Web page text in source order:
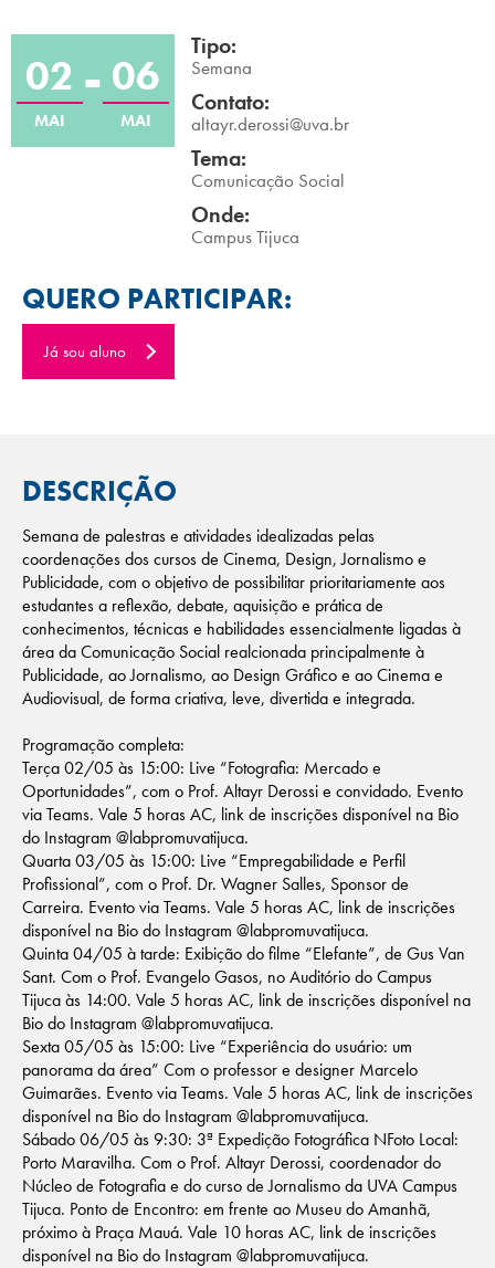
Atendimento (21) 2574 8888
02
MAI
06
MAI
Tipo:
Semana
Contato:
altayr.derossi@uva.br
Tema:
Comunicação Social
Onde:
Campus Tijuca
QUERO PARTICIPAR:
Já sou aluno
DESCRIÇÃO
Semana de palestras e atividades idealizadas pelas
coordenações dos cursos de Cinema, Design, Jornalismo e
Publicidade, com o objetivo de possibilitar prioritariamente aos
estudantes a reflexão, debate, aquisição e prática de
conhecimentos, técnicas e habilidades essencialmente ligadas à
área da Comunicação Social realcionada principalmente à
Publicidade, ao Jornalismo, ao Design Gráfico e ao Cinema e
Audiovisual, de forma criativa, leve, divertida e integrada.
Programação completa:
Terça 02/05 às 15:00: Live “Fotografia: Mercado e
Oportunidades”, com o Prof. Altayr Derossi e convidado. Evento
via Teams. Vale 5 horas AC, link de inscrições disponível na Bio
do Instagram @labpromuvatijuca.
Quarta 03/05 às 15:00: Live “Empregabilidade e Perfil
Profissional”, com o Prof. Dr. Wagner Salles, Sponsor de
Carreira. Evento via Teams. Vale 5 horas AC, link de inscrições
disponível na Bio do Instagram @labpromuvatijuca.
Quinta 04/05 à tarde: Exibição do filme “Elefante”, de Gus Van
Sant. Com o Prof. Evangelo Gasos, no Auditório do Campus
Tijuca às 14:00. Vale 5 horas AC, link de inscrições disponível na
Bio do Instagram @labpromuvatijuca.
Sexta 05/05 às 15:00: Live “Experiência do usuário: um
panorama da área” Com o professor e designer Marcelo
Guimarães. Evento via Teams. Vale 5 horas AC, link de inscrições
disponível na Bio do Instagram @labpromuvatijuca.
Sábado 06/05 às 9:30: 3ª Expedição Fotográfica NFoto Local:
Porto Maravilha. Com o Prof. Altayr Derossi, coordenador do
Núcleo de Fotografia e do curso de Jornalismo da UVA Campus
Tijuca. Ponto de Encontro: em frente ao Museu do Amanhã,
próximo à Praça Mauá. Vale 10 horas AC, link de inscrições
disponível na Bio do Instagram @labpromuvatijuca.